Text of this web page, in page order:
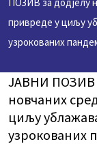
привреде у циљу
узрокованих
ЈАВНИ ПОЗИВ
новчаних
циљу
узрокованих